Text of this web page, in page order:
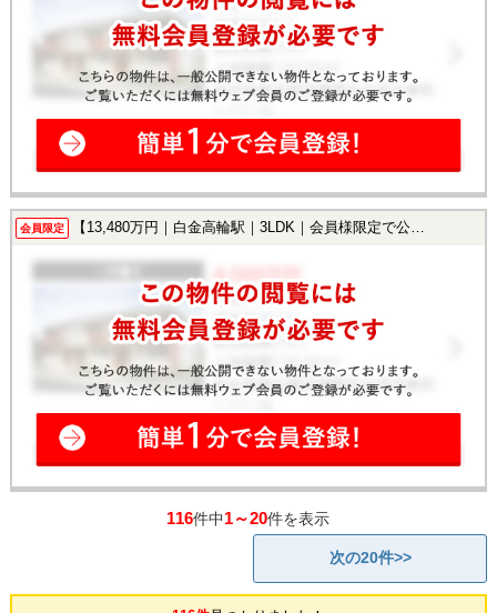
会員限定 【13,480万円｜白金高輪駅｜3LDK｜会員様限定で公開中！】
116件中1～20件を表示
次の20件>>